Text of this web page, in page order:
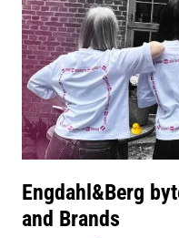
Engdahl&Berg
and Brands